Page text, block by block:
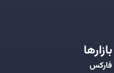
بازارها
فارکس